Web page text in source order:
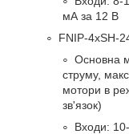
мА за 12 В
FNIP-4xSH-
Основна
струму,
мотори в
зв'язок)
Входи: